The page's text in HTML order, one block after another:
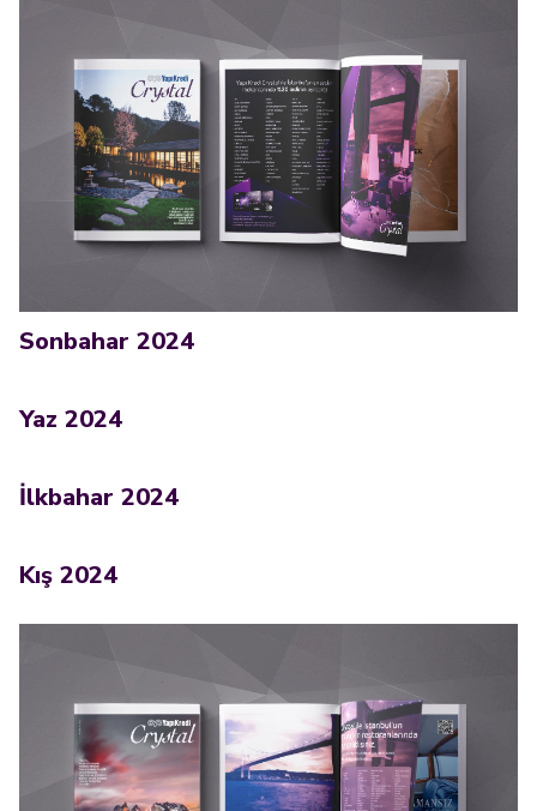
Sonbahar 2024
Yaz 2024
İlkbahar 2024
Kış 2024